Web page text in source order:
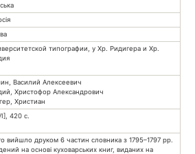
типографии, у Хр. Ридигера и Хр.
Василий Алексеевич
Христофор Александрович
Христиан
420 с.
вийшло друком 6 частин словника з 1795–1797 рр.
на основі куховарських книг, виданих на